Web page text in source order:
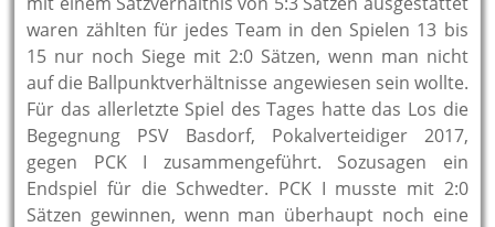
waren zählten für jedes Team in den Spielen 13 bis
15 nur noch Siege mit 2:0 Sätzen, wenn man nicht
auf die Ballpunktverhältnisse angewiesen sein wollte.
Für das allerletzte Spiel des Tages hatte das Los die
Begegnung PSV Basdorf, Pokalverteidiger 2017,
gegen PCK I zusammengeführt. Sozusagen ein
Endspiel für die Schwedter. PCK I musste mit 2:0
Sätzen gewinnen, wenn man überhaupt noch eine